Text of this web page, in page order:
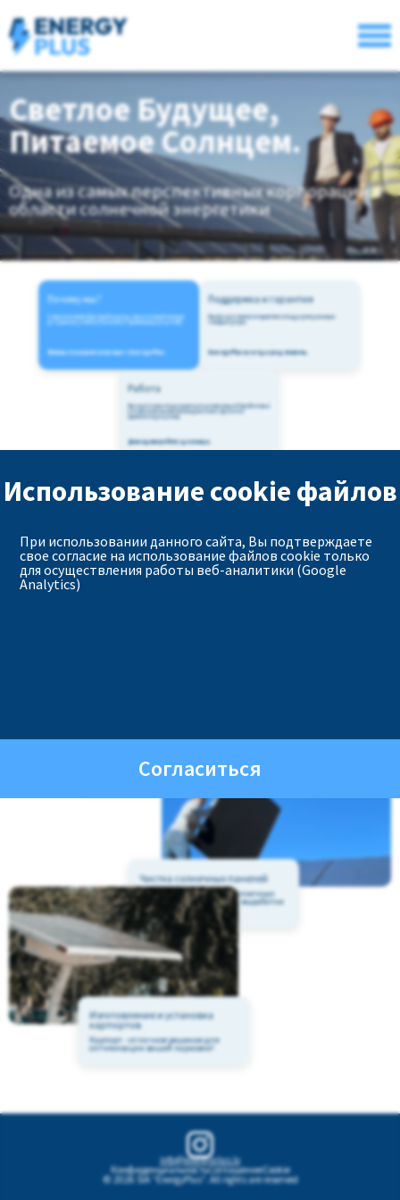
Использование cookie файлов
При использовании данного сайта, Вы подтверждаете
свое согласие на использование файлов cookie только
для осуществления работы веб-аналитики (Google
Analytics)
Согласиться
Светлое Будущее,
Питаемое Солнцем.
Одна из самых перспективных корпораций в
области солнечной энергетики
Почему мы?
Современный и быстрый подход, нацеленный на ваши
Жизнь становится лучше с EnergyPlus.
Поддержка и гарантия
Мы предоставляем гарантию и поддержку на наши
товары и услуги.
EnergyPlus всегда рад помочь.
Работа
Мы тщательно подходим к решению вашей проблемы и
готовы помочь вам на каждом этапе проекта с
принятием решения.
Доводим работу до конца.
Что Мы Предлагаем ДляВас?
солнечных панелей
лучшие солнечные панели в
соответствии с вашими
Чистка солнечных панелей
Мы предлагаем чистку солнечных
панелей для увеличения выработки
электроэнергии!
Изготовление и установка
карпортов
Карпорт - отличное решение для
оптимизации вашей парковки!
info@energyplus.lv
КонфиденциальностьСоглашениеCookie
© 2026 SIA “EnergyPlus”. All rights are reserved